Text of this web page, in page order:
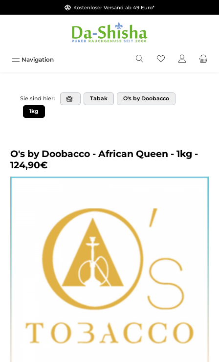
Zum Hauptinhalt springenKostenloser Versand ab 49 Euro*
Navigation Du hast 0
Sie sind hier: Tabak
O's by Doobacco
1kg
O's by Doobacco - African Queen - 1kg -
124,90€